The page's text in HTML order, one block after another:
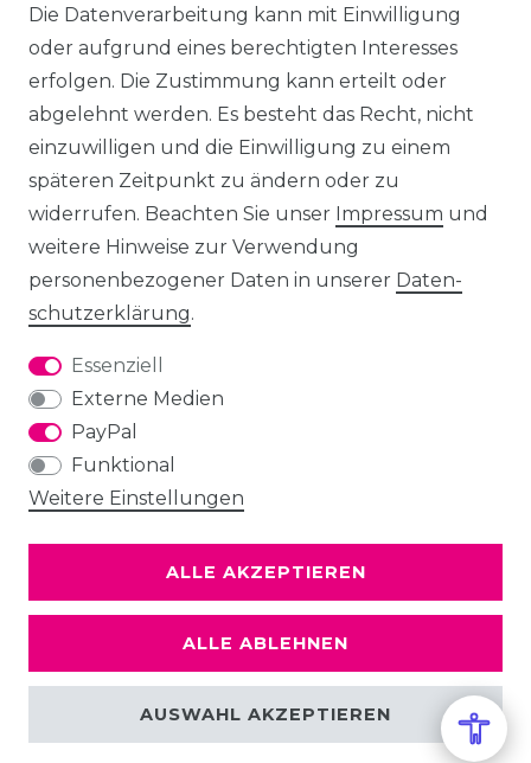
Die Datenverarbeitung kann mit Einwilligung
oder aufgrund eines berechtigten Interesses
erfolgen. Die Zustimmung kann erteilt oder
abgelehnt werden. Es besteht das Recht, nicht
einzuwilligen und die Einwilligung zu einem
späteren Zeitpunkt zu ändern oder zu
widerrufen. Beachten Sie unser Impressum und
weitere Hinweise zur Verwendung
personenbezogener Daten in unserer Daten­
schutz­erklärung.
Essenziell
Externe Medien
PayPal
Funktional
Weitere Einstellungen
ALLE AKZEPTIEREN
ALLE ABLEHNEN
AUSWAHL AKZEPTIEREN